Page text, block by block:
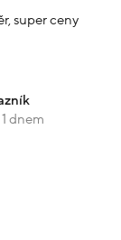
super ceny
dnem